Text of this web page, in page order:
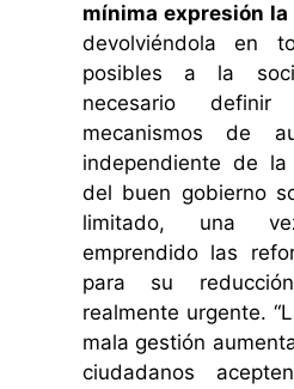
mínima expresión
devolviéndola en
posibles a la
necesario
mecanismos de
independiente de
del buen gobierno
limitado, una
emprendido las
para su
realmente urgente.
mala gestión
ciudadanos